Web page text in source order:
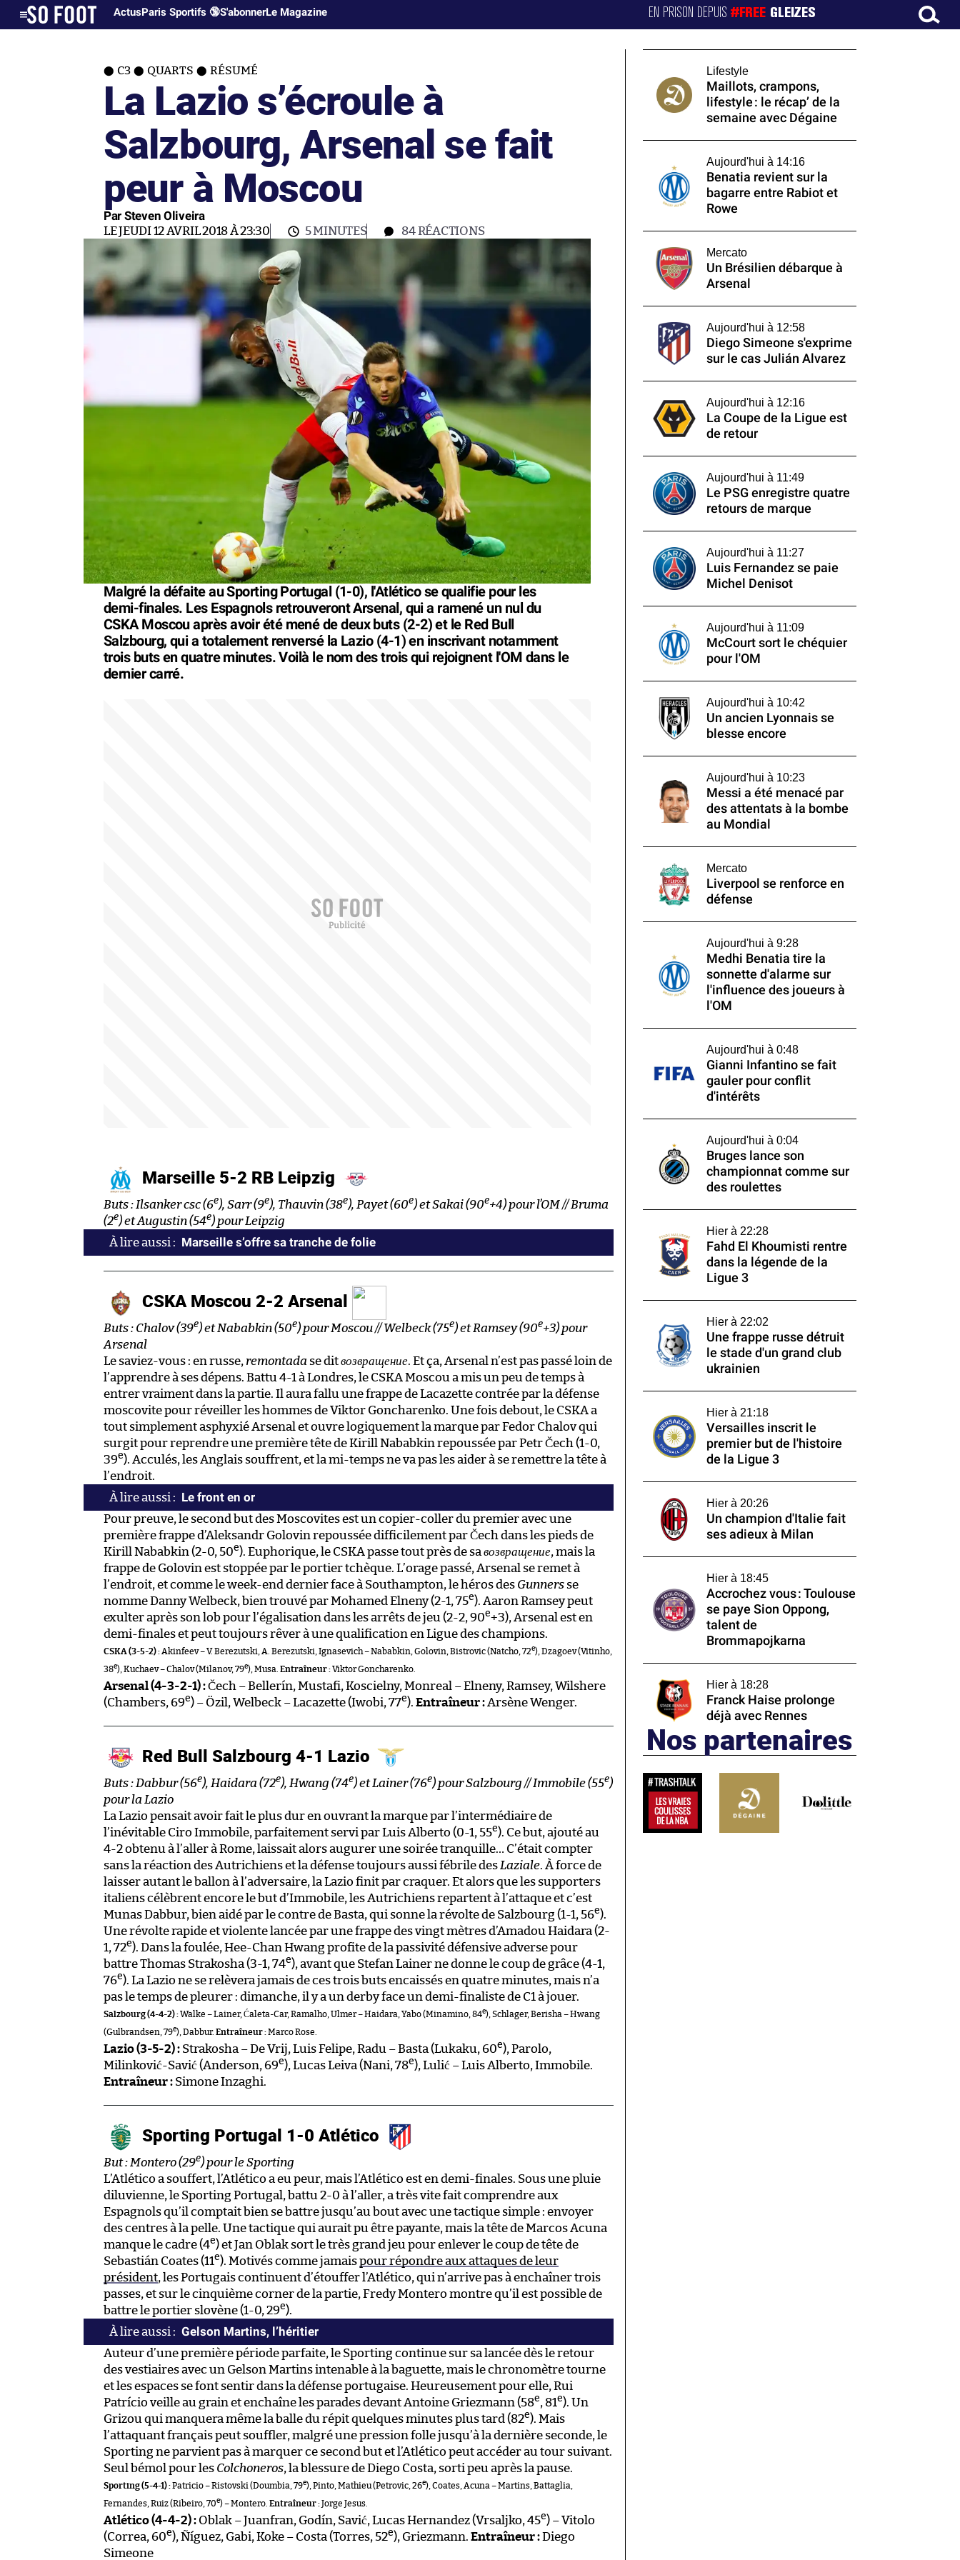
ActusParis Sportifs 🔞S'abonnerLe Magazine EN PRISON DEPUIS#FREE GLEIZES
C3 QUARTS RÉSUMÉ
La Lazio s’écroule à
Salzbourg, Arsenal se fait
peur à Moscou
Par Steven Oliveira
LE JEUDI 12 AVRIL 2018 À 23:30 5 MINUTES 84RÉACTIONS
Malgré la défaite au Sporting Portugal (1-0), l'Atlético se qualifie pour les
demi-finales. Les Espagnols retrouveront Arsenal, qui a ramené un nul du
CSKA Moscou après avoir été mené de deux buts (2-2) et le Red Bull
Salzbourg, qui a totalement renversé la Lazio (4-1) en inscrivant notamment
trois buts en quatre minutes. Voilà le nom des trois qui rejoignent l'OM dans le
dernier carré.
Marseille 5-2 RB Leipzig
Buts : Ilsanker csc (6e), Sarr (9e), Thauvin (38e), Payet (60e) et Sakai (90e+4) pour l’OM // Bruma
(2e) et Augustin (54e) pour Leipzig
Marseille s’offre sa tranche de folie
CSKA Moscou 2-2 Arsenal
Buts : Chalov (39e) et Nababkin (50e) pour Moscou // Welbeck (75e) et Ramsey (90e+3) pour
Arsenal
Le saviez-vous : en russe, remontada se ditвозвращение. Et ça, Arsenal n’est pas passé loin de
l’apprendre à ses dépens. Battu 4-1 à Londres, le CSKA Moscou a mis un peu de temps à
entrer vraiment dans la partie. Il aura fallu une frappe de Lacazette contrée par la défense
moscovite pour réveiller les hommes de Viktor Goncharenko. Une fois debout, le CSKA a
tout simplement asphyxié Arsenal et ouvre logiquement la marque par Fedor Chalov qui
surgit pour reprendre une première tête de Kirill Nababkin repoussée par Petr Čech (1-0,
39e). Acculés, les Anglais souffrent, et la mi-temps ne va pas les aider à se remettre la tête à
l’endroit.
Le front en or
Pour preuve, le second but des Moscovites est un copier-coller du premier avec une
première frappe d’Aleksandr Golovin repoussée difficilement par Čech dans les pieds de
Kirill Nababkin (2-0, 50e). Euphorique, le CSKA passe tout près de sa возвращение, mais la
frappe de Golovin est stoppée par le portier tchèque. L’orage passé, Arsenal se remet à
l’endroit, et comme le week-end dernier face à Southampton, le héros des Gunners se
nomme Danny Welbeck, bien trouvé par Mohamed Elneny (2-1, 75e). Aaron Ramsey peut
exulter après son lob pour l’égalisation dans les arrêts de jeu (2-2, 90e+3), Arsenal est en
demi-finales et peut toujours rêver à une qualification en Ligue des champions.
CSKA (3-5-2) : Akinfeev – V. Berezutski, A. Berezutski, Ignasevich – Nababkin, Golovin, Bistrovic (Natcho, 72e), Dzagoev (Vitinho,
38e), Kuchaev – Chalov (Milanov, 79e), Musa. Entraîneur :Viktor Goncharenko.
Arsenal (4-3-2-1) :Čech – Bellerín, Mustafi, Koscielny, Monreal – Elneny, Ramsey, Wilshere
(Chambers, 69e) – Özil, Welbeck – Lacazette (Iwobi, 77e). Entraîneur :Arsène Wenger.
Red Bull Salzbourg 4-1 Lazio
Buts : Dabbur (56e), Haidara (72e), Hwang (74e) et Lainer (76e) pour Salzbourg // Immobile (55e)
pour la Lazio
La Lazio pensait avoir fait le plus dur en ouvrant la marque par l’intermédiaire de
l’inévitable Ciro Immobile, parfaitement servi par Luis Alberto (0-1, 55e). Ce but, ajouté au
4-2 obtenu à l’aller à Rome, laissait alors augurer une soirée tranquille… C’était compter
sans la réaction des Autrichiens et la défense toujours aussi fébrile des Laziale. À force de
laisser autant le ballon à l’adversaire, la Lazio finit par craquer. Et alors que les supporters
italiens célèbrent encore le but d’Immobile, les Autrichiens repartent à l’attaque et c’est
Munas Dabbur, bien aidé par le contre de Basta, qui sonne la révolte de Salzbourg (1-1, 56e).
Une révolte rapide et violente lancée par une frappe des vingt mètres d’Amadou Haidara (2-
1, 72e). Dans la foulée, Hee-Chan Hwang profite de la passivité défensive adverse pour
battre Thomas Strakosha (3-1, 74e), avant que Stefan Lainer ne donne le coup de grâce (4-1,
76e). La Lazio ne se relèvera jamais de ces trois buts encaissés en quatre minutes, mais n’a
pas le temps de pleurer : dimanche, il y a un derby face un demi-finaliste de C1 à jouer.
Salzbourg (4-4-2) :Walke – Lainer, Ćaleta-Car, Ramalho, Ulmer – Haidara, Yabo (Minamino, 84e), Schlager, Berisha – Hwang
(Gulbrandsen, 79e), Dabbur. Entraîneur :Marco Rose.
Lazio (3-5-2) : Strakosha – De Vrij, Luis Felipe, Radu – Basta (Lukaku, 60e), Parolo,
Milinković-Savić (Anderson, 69e), Lucas Leiva (Nani, 78e), Lulić – Luis Alberto, Immobile.
Entraîneur : Simone Inzaghi.
Sporting Portugal 1-0 Atlético
But : Montero (29e) pour le Sporting
L’Atlético a souffert, l’Atlético a eu peur, mais l’Atlético est en demi-finales. Sous une pluie
diluvienne, le Sporting Portugal, battu 2-0 à l’aller, a très vite fait comprendre aux
Espagnols qu’il comptait bien se battre jusqu’au bout avec une tactique simple : envoyer
des centres à la pelle. Une tactique qui aurait pu être payante, mais la tête de Marcos Acuna
manque le cadre (4e) et Jan Oblak sort le très grand jeu pour enlever le coup de tête de
Sebastián Coates (11e). Motivés comme jamaispour répondre aux attaques de leur
président, les Portugais continuent d’étouffer l’Atlético, qui n’arrive pas à enchaîner trois
passes, et sur le cinquième corner de la partie, Fredy Montero montre qu’il est possible de
battre le portier slovène (1-0, 29e).
Gelson Martins, l’héritier
Auteur d’une première période parfaite, le Sporting continue sur sa lancée dès le retour
des vestiaires avec un Gelson Martins intenable à la baguette, mais le chronomètre tourne
et les espaces se font sentir dans la défense portugaise. Heureusement pour elle, Rui
Patrício veille au grain et enchaîne les parades devant Antoine Griezmann (58e, 81e). Un
Grizou qui manquera même la balle du répit quelques minutes plus tard (82e). Mais
l’attaquant français peut souffler, malgré une pression folle jusqu’à la dernière seconde, le
Sporting ne parvient pas à marquer ce second but et l’Atlético peut accéder au tour suivant.
Seul bémol pour les Colchoneros, la blessure de Diego Costa, sorti peu après la pause.
Sporting (5-4-1) :Patricio – Ristovski (Doumbia, 79e), Pinto, Mathieu (Petrovic, 26e), Coates, Acuna – Martins, Battaglia,
Fernandes, Ruiz (Ribeiro, 70e) – Montero. Entraîneur :Jorge Jesus.
Atlético (4-4-2) : Oblak – Juanfran, Godín, Savić, Lucas Hernandez (Vrsaljko, 45e) – Vitolo
(Correa, 60e), Ñíguez, Gabi, Koke – Costa (Torres, 52e), Griezmann. Entraîneur :Diego
Simeone
Lifestyle
Maillots, crampons,
lifestyle : le récap’ de la
semaine avec Dégaine
Aujourd'hui à 14:16
Benatia revient sur la
bagarre entre Rabiot et
Rowe
Mercato
Un Brésilien débarque à
Arsenal
Aujourd'hui à 12:58
Diego Simeone s'exprime
sur le cas Julián Alvarez
Aujourd'hui à 12:16
La Coupe de la Ligue est
de retour
Aujourd'hui à 11:49
Le PSG enregistre quatre
retours de marque
Aujourd'hui à 11:27
Luis Fernandez se paie
Michel Denisot
Aujourd'hui à 11:09
McCourt sort le chéquier
pour l'OM
Aujourd'hui à 10:42
Un ancien Lyonnais se
blesse encore
Aujourd'hui à 10:23
Messi a été menacé par
des attentats à la bombe
au Mondial
Mercato
Liverpool se renforce en
défense
Aujourd'hui à 9:28
Medhi Benatia tire la
sonnette d'alarme sur
l'influence des joueurs à
l'OM
Aujourd'hui à 0:48
Gianni Infantino se fait
gauler pour conflit
d'intérêts
Aujourd'hui à 0:04
Bruges lance son
championnat comme sur
des roulettes
Hier à 22:28
Fahd El Khoumisti rentre
dans la légende de la
Ligue 3
Hier à 22:02
Une frappe russe détruit
le stade d'un grand club
ukrainien
Hier à 21:18
Versailles inscrit le
premier but de l'histoire
de la Ligue 3
Hier à 20:26
Un champion d'Italie fait
ses adieux à Milan
Hier à 18:45
Accrochez vous : Toulouse
se paye Sion Oppong,
talent de
Brommapojkarna
Hier à 18:28
Franck Haise prolonge
déjà avec Rennes
Nos partenaires